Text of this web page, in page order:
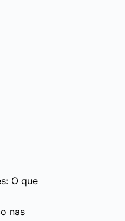
O que
nas